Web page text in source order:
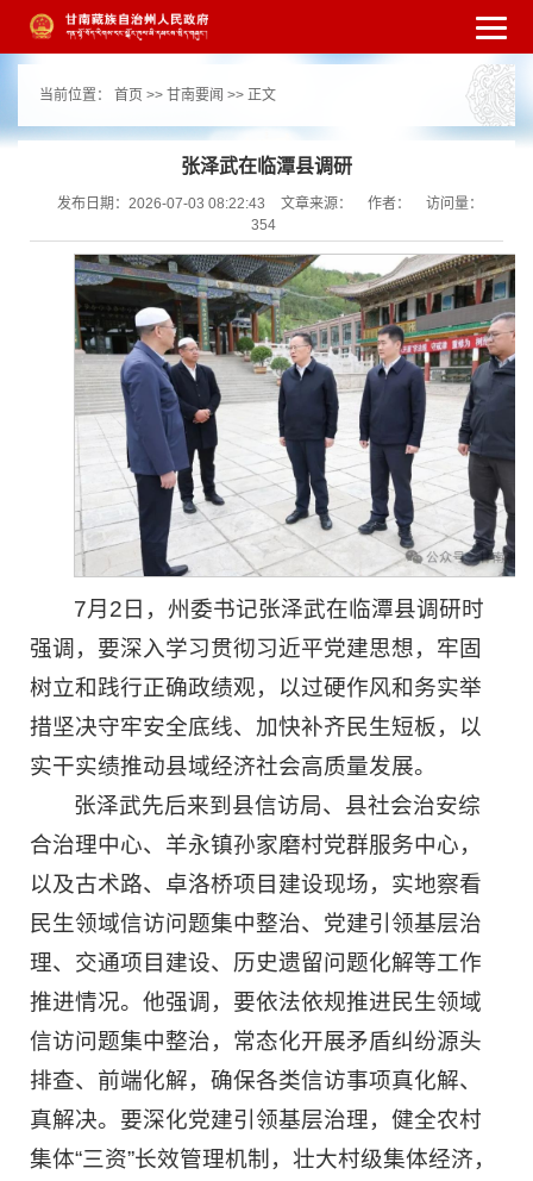
网站无障
碍 打开适老化模式 登录
当前位置： 首页 >> 甘南要闻 >> 正文
张泽武在临潭县调研
发布日期：2026-07-03 08:22:43 文章来源： 作者：
访问量：
354
7月2日，州委书记张泽武在临潭县调研时
强调，要深入学习贯彻习近平党建思想，牢固
树立和践行正确政绩观，以过硬作风和务实举
措坚决守牢安全底线、加快补齐民生短板，以
实干实绩推动县域经济社会高质量发展。
张泽武先后来到县信访局、县社会治安综
合治理中心、羊永镇孙家磨村党群服务中心，
以及古术路、卓洛桥项目建设现场，实地察看
民生领域信访问题集中整治、党建引领基层治
理、交通项目建设、历史遗留问题化解等工作
推进情况。他强调，要依法依规推进民生领域
信访问题集中整治，常态化开展矛盾纠纷源头
排查、前端化解，确保各类信访事项真化解、
真解决。要深化党建引领基层治理，健全农村
集体“三资”长效管理机制，壮大村级集体经济，